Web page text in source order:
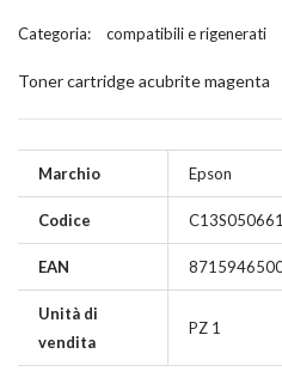
Categoria: compatibili e rigenerati
Toner cartridge acubrite magenta
Marchio Epson
Codice C13S050661
EAN
Unità di
vendita
PZ 1